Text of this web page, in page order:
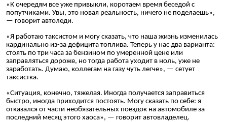
«К очередям все уже привыкли, коротаем время беседой с
попутчиками. Увы, это новая реальность, ничего не поделаешь»,
— говорит автоледи.
«Я работаю таксистом и могу сказать, что наша жизнь изменилась
кардинально из-за дефицита топлива. Теперь у нас два варианта:
стоять по три часа за бензином по умеренной цене или
заправляться дороже, но тогда работа уходит в ноль, уже не
заработать. Думаю, коллегам на газу чуть легче», — сетует
таксистка.
«Ситуация, конечно, тяжелая. Иногда получается заправиться
быстро, иногда приходится постоять. Могу сказать по себе: я
отказался от части необязательных поездок на автомобиле за
последний месяц этого хаоса», — говорит автовладелец.